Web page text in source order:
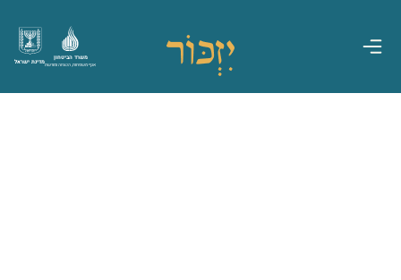
מדינת ישראל
משרד הביטחון
אגף משפחות, הנצחה ומורשת